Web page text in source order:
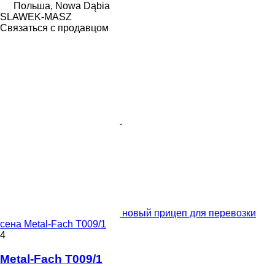
Польша, Nowa Dąbia
SLAWEK-MASZ
Связаться с продавцом
новый прицеп для перевозки
сена Metal-Fach T009/1
4
Metal-Fach T009/1